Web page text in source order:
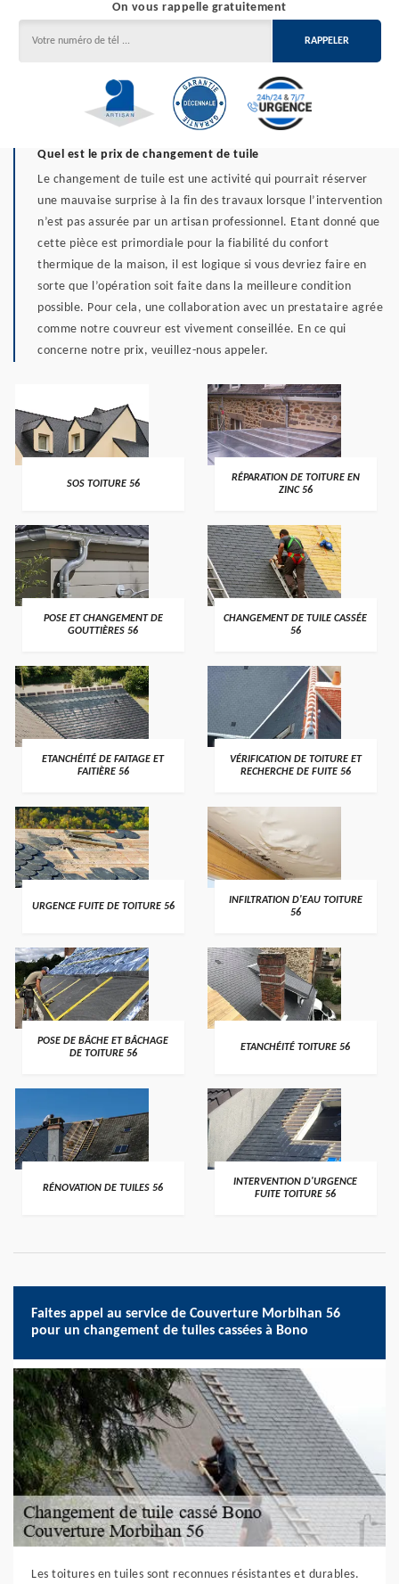
On vous rappelle gratuitement
Quel est le prix de changement de tuile
Le changement de tuile est une activité qui pourrait réserver
une mauvaise surprise à la fin des travaux lorsque l’intervention
n’est pas assurée par un artisan professionnel. Etant donné que
cette pièce est primordiale pour la fiabilité du confort
thermique de la maison, il est logique si vous devriez faire en
sorte que l’opération soit faite dans la meilleure condition
possible. Pour cela, une collaboration avec un prestataire agrée
comme notre couvreur est vivement conseillée. En ce qui
concerne notre prix, veuillez-nous appeler.
>
SOS TOITURE 56 >
RÉPARATION DE TOITURE EN
ZINC 56
>
POSE ET CHANGEMENT DE
GOUTTIÈRES 56
>
CHANGEMENT DE TUILE CASSÉE
56
>
ETANCHÉITÉ DE FAITAGE ET
FAITIÈRE 56
>
VÉRIFICATION DE TOITURE ET
RECHERCHE DE FUITE 56
>
URGENCE FUITE DE TOITURE 56 >
INFILTRATION D'EAU TOITURE
56
>
POSE DE BÂCHE ET BÂCHAGE
DE TOITURE 56
>
ETANCHÉITÉ TOITURE 56
>
RÉNOVATION DE TUILES 56 >
INTERVENTION D'URGENCE
FUITE TOITURE 56
Faites appel au service de Couverture Morbihan 56
pour un changement de tuiles cassées à Bono
Les toitures en tuiles sont reconnues résistantes et durables.